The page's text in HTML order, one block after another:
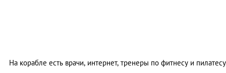
На корабле есть врачи, интернет, тренеры по фитнесу и